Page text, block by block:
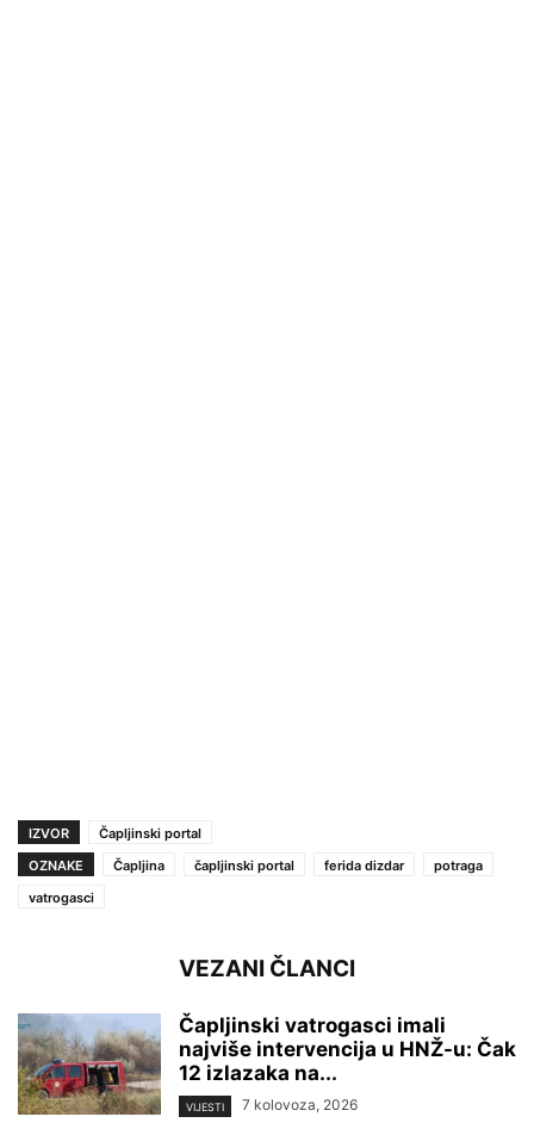
IZVOR
Čapljinski portal
OZNAKE
Čapljina čapljinski portal ferida dizdar
potraga
vatrogasci
VEZANI ČLANCI
Čapljinski vatrogasci imali
najviše intervencija u HNŽ-u: Čak
12 izlazaka na...
VIJESTI 7 kolovoza, 2026